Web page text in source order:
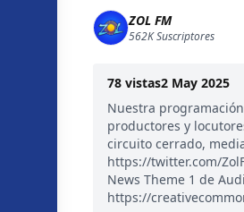
ZOL FM
562KSuscriptores
78 vistas2 May 2025
Nuestra
productores y
circuito cerrado,
https://twitter.com/
News Theme 1 de
https://